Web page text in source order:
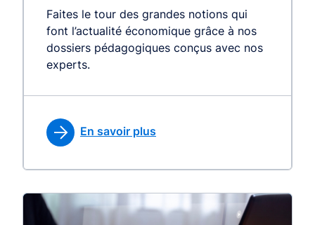
Faites le tour des grandes notions qui
font l’actualité économique grâce à nos
dossiers pédagogiques conçus avec nos
experts.
En savoir plus